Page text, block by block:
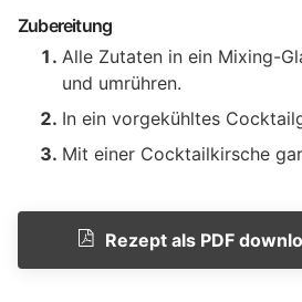
Zubereitung
Alle Zutaten in ein Mixing-
und umrühren.
In ein vorgekühltes
Mit einer Cocktailkirsche
Rezept als PDF